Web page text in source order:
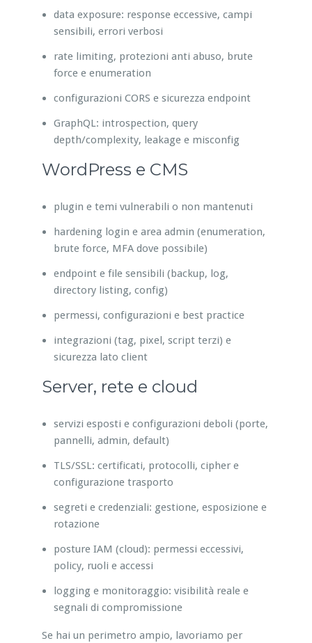
data exposure: response eccessive, campi
sensibili, errori verbosi
rate limiting, protezioni anti abuso, brute
force e enumeration
configurazioni CORS e sicurezza endpoint
GraphQL: introspection, query
depth/complexity, leakage e misconfig
WordPress e CMS
plugin e temi vulnerabili o non mantenuti
hardening login e area admin (enumeration,
brute force, MFA dove possibile)
endpoint e file sensibili (backup, log,
directory listing, config)
permessi, configurazioni e best practice
integrazioni (tag, pixel, script terzi) e
sicurezza lato client
Server, rete e cloud
servizi esposti e configurazioni deboli (porte,
pannelli, admin, default)
TLS/SSL: certificati, protocolli, cipher e
configurazione trasporto
segreti e credenziali: gestione, esposizione e
rotazione
posture IAM (cloud): permessi eccessivi,
policy, ruoli e accessi
logging e monitoraggio: visibilità reale e
segnali di compromissione
Se hai un perimetro ampio, lavoriamo per